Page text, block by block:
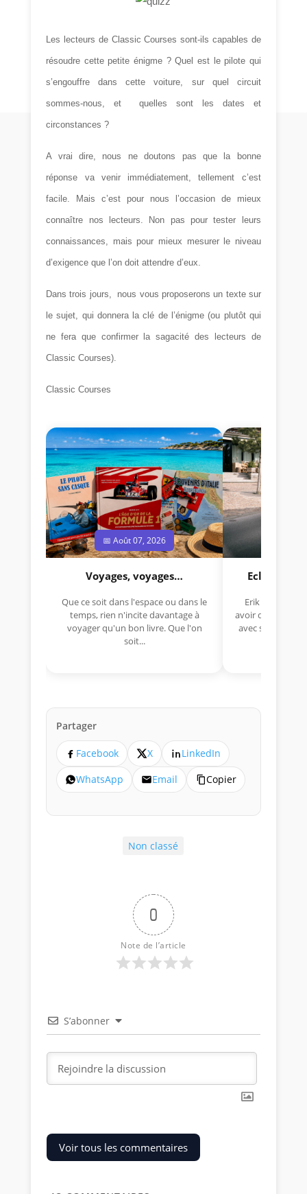
Les lecteurs de Classic Courses sont-ils capables de
résoudre cette petiteénigme ? Quel est le pilote qui
s’engouffre dans cette voiture, sur quel circuit
sommes-nous, et quelles sont les dates et
circonstances ?
A vrai dire, nous ne doutons pas que la bonne
réponse va venir immédiatement, tellement c’est
facile. Mais c’est pour nous l’occasion de mieux
connaître nos lecteurs. Non pas pour tester leurs
connaissances, mais pour mieux mesurer le niveau
d’exigence que l’on doit attendre d’eux.
Dans trois jours, nous vous proposerons un texte sur
le sujet, qui donnera la clé de l’énigme (ou plutôt qui
ne fera que confirmer la sagacité des lecteurs de
Classic Courses).
Classic Courses
📅 Août 07, 2026
Voyages, voyages…
Que ce soit dans l'espace ou dans le
temps, rien n'incite davantage à
voyager qu'un bon livre. Que l'on
soit...
Eclectica
Erik Comas,
avoir déjà
avec sa Lancia
Partager
Facebook X
LinkedIn
WhatsApp
Email Copier
Non classé
0
Note de l’article
S’abonner
Voir tous les commentaires